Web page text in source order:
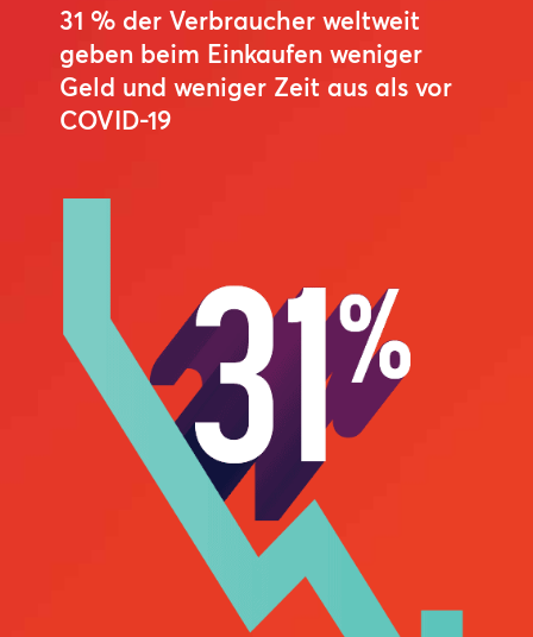
31 % der Verbraucher weltweit
geben beim Einkaufen weniger
Geld und weniger Zeit aus als vor
COVID-19